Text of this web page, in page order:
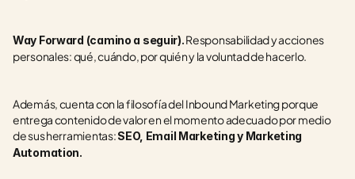
Way Forward (camino a seguir). Responsabilidad y acciones
personales: qué, cuándo, por quién y la voluntad de hacerlo.
Además, cuenta con la filosofía del Inbound Marketing porque
entrega contenido de valor en el momento adecuado por medio
de sus herramientas: SEO, Email Marketing y Marketing
Automation.